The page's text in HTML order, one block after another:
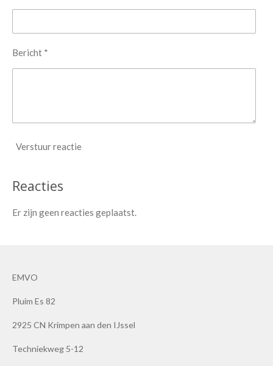
Bericht *
Verstuur reactie
Reacties
Er zijn geen reacties geplaatst.
EMVO
Pluim Es 82
2925 CN Krimpen aan den IJssel
Techniekweg 5-12